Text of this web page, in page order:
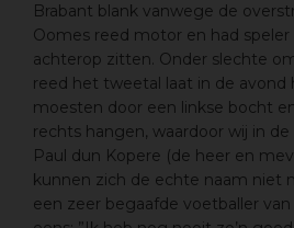
Brabant blank vanwege de
Oomes reed motor en had speler
achterop zitten. Onder slechte
reed het tweetal laat in de avond
moesten door een linkse bocht
rechts hangen, waardoor wij in de
Paul dun Kopere (de heer en
kunnen zich de echte naam niet
een zeer begaafde voetballer